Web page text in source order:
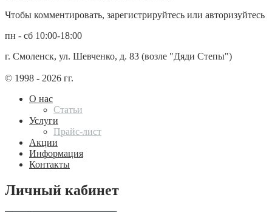
Чтобы комментировать, зарегистрируйтесь или авторизуйтесь
пн - сб 10:00-18:00
г. Смоленск, ул. Шевченко, д. 83 (возле "Дяди Степы")
© 1998 - 2026 гг.
О нас
Статьи
Услуги
Прайс-лист
Акции
Информация
Контакты
Личный кабинет